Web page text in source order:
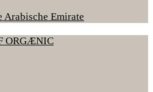
Arabische Emirate
ORGÆNIC